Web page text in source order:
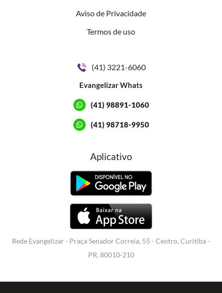
Aviso de Privacidade
Termos de uso
(41) 3221-6060
Evangelizar Whats
(41) 98891-1060
(41) 98718-9950
Aplicativo
Rede Evangelizar - Praça Senador Correia, 55 - Centro, Curitiba -
PR, 80010-210